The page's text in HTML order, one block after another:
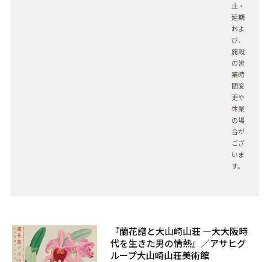
止・
延期
およ
び、
施設
の営
業時
間変
更や
休業
の場
合が
ござ
いま
す。
『蘭花譜と大山崎山荘 ―大大阪時
代を生きた男の情熱』／アサヒグ
ループ大山崎山荘美術館